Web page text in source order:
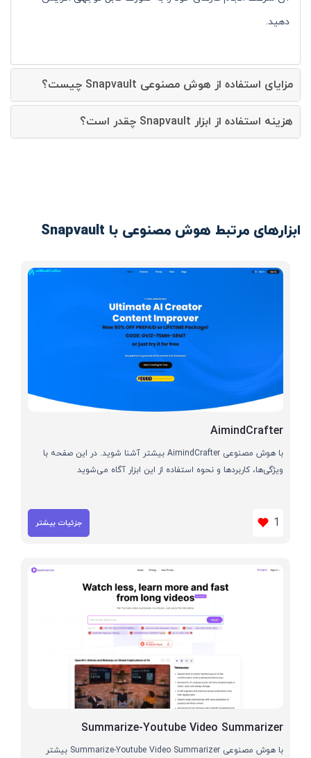
دهید.
مزایای استفاده از هوش مصنوعی Snapvault چیست؟
هزینه استفاده از ابزار Snapvault چقدر است؟
ابزارهای مرتبط هوش مصنوعی با Snapvault
AimindCrafter
با هوش مصنوعی AimindCrafter بیشتر آشنا شوید. در این صفحه با
ویژگی‌ها، کاربردها و نحوه استفاده از این ابزار آگاه می‌شوید
1 جزئیات بیشتر
Summarize-Youtube Video Summarizer
با هوش مصنوعی Summarize-Youtube Video Summarizer بیشتر